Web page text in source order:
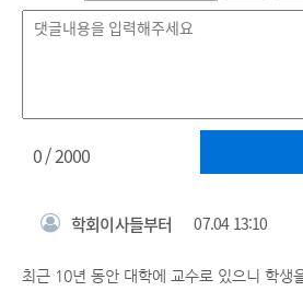
0/ 2000
학회이사들부터 07.04 13:10
최근 10년 동안 대학에 교수로 있으니 학생